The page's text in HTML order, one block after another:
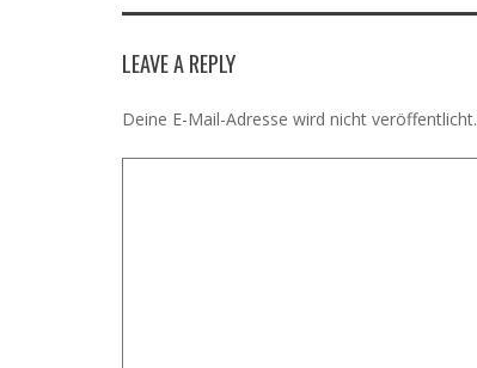
LEAVE A REPLY
Deine E-Mail-Adresse wird nicht veröffentlicht.